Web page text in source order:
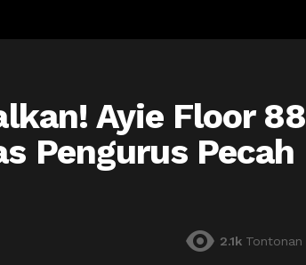
Ayie Floor 88
Pengurus Pecah
2.1k Tontonan